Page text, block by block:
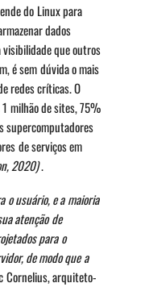
do Linux para
dados
visibilidade que outros
é sem dúvida o mais
redes críticas. O
milhão de sites, 75%
supercomputadores
de serviços em
2020).
o usuário, e a maioria
atenção de
para o
de modo que a
Cornelius, arquiteto-